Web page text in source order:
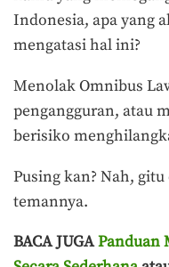
Indonesia, apa yang
mengatasi hal ini?
Menolak Omnibus
pengangguran, atau
berisiko
Pusing kan? Nah,
temannya.
BACA JUGAPanduan